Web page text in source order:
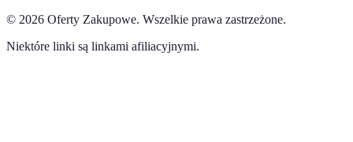
© 2026 Oferty Zakupowe. Wszelkie prawa zastrzeżone.
Niektóre linki są linkami afiliacyjnymi.